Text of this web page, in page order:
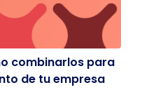
combinarlos para
de tu empresa